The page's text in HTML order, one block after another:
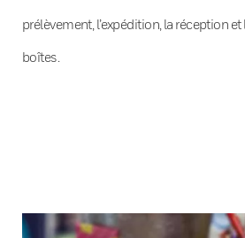
prélèvement, l’expédition, la réception
boîtes.